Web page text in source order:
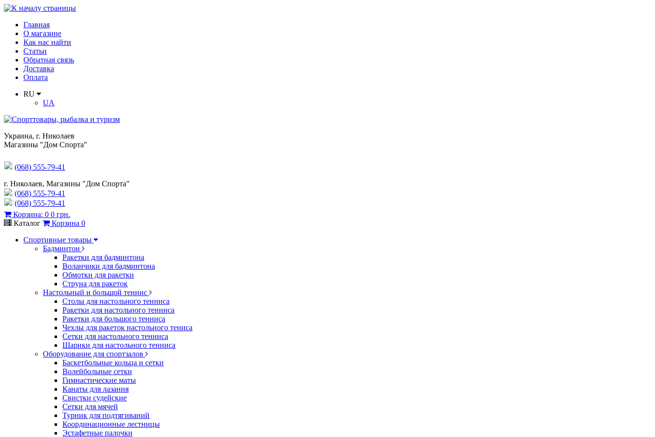
Главная
О магазине
Как нас найти
Статьи
Обратная связь
Доставка
Оплата
RU
UA
Украина, г. Николаев
Магазины "Дом Спорта"
(068) 555-79-41
г. Николаев, Магазины "Дом Спорта"
(068) 555-79-41
(068) 555-79-41
Корзина: 0 0 грн.
Каталог
Корзина 0
Спортивные товары
Бадминтон
Ракетки для бадминтона
Воланчики для бадминтона
Обмотки для ракетки
Струна для ракеток
Настольный и большой теннис
Столы для настольного тенниса
Ракетки для настольного тенниса
Ракетки для большого тенниса
Чехлы для ракеток настольного тениса
Сетки для настольного тенниса
Шарики для настольного тенниса
Оборудование для спортзалов
Баскетбольные кольца и сетки
Волейбольные сетки
Гимнастические маты
Канаты для лазания
Свистки судейские
Сетки для мячей
Турник для подтягиваний
Координационные лестницы
Эстафетные палочки